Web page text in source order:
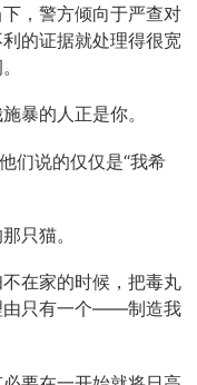
，警方倾向于严查对
的证据就处理得很宽
暴的人正是你。
们说的仅仅是“我希
只猫。
在家的时候，把毒丸
由只有一个——制造我